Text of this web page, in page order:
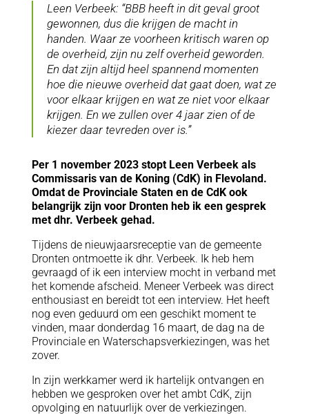
Leen Verbeek: “BBB heeft in dit geval groot
gewonnen, dus die krijgen de macht in
handen. Waar ze voorheen kritisch waren op
de overheid, zijn nu zelf overheid geworden.
En dat zijn altijd heel spannend momenten
hoe die nieuwe overheid dat gaat doen, wat ze
voor elkaar krijgen en wat ze niet voor elkaar
krijgen. En we zullen over 4 jaar zien of de
kiezer daar tevreden over is.”
Per 1 november 2023 stopt Leen Verbeek als
Commissaris van de Koning (CdK) in Flevoland.
Omdat de Provinciale Staten en de CdK ook
belangrijk zijn voor Dronten heb ik een gesprek
met dhr. Verbeek gehad.
Tijdens de nieuwjaarsreceptie van de gemeente
Dronten ontmoette ik dhr. Verbeek. Ik heb hem
gevraagd of ik een interview mocht in verband met
het komende afscheid. Meneer Verbeek was direct
enthousiast en bereidt tot een interview. Het heeft
nog even geduurd om een geschikt moment te
vinden, maar donderdag 16 maart, de dag na de
Provinciale en Waterschapsverkiezingen, was het
zover.
In zijn werkkamer werd ik hartelijk ontvangen en
hebben we gesproken over het ambt CdK, zijn
opvolging en natuurlijk over de verkiezingen.